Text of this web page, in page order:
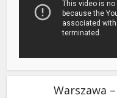
Warszawa